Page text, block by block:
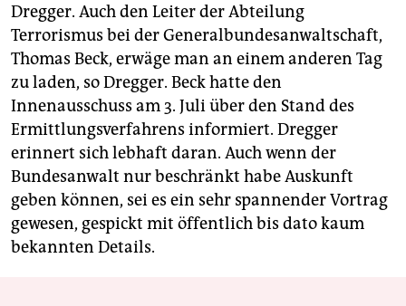
Dregger. Auch den Leiter der Abteilung
Terrorismus bei der Generalbundesanwaltschaft,
Thomas Beck, erwäge man an einem anderen Tag
zu laden, so Dregger. Beck hatte den
Innenausschuss am 3. Juli über den Stand des
Ermittlungsverfahrens informiert. Dregger
erinnert sich lebhaft daran. Auch wenn der
Bundesanwalt nur beschränkt habe Auskunft
geben können, sei es ein sehr spannender Vortrag
gewesen, gespickt mit öffentlich bis dato kaum
bekannten Details.